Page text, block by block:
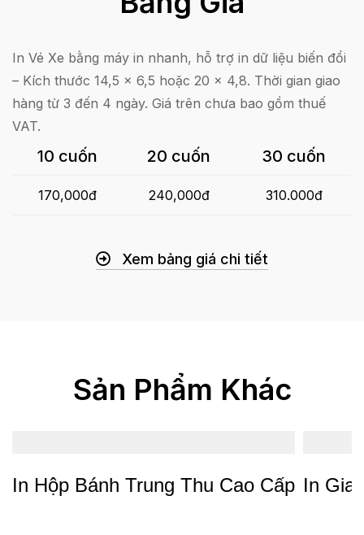
In Vé Xe bằng máy in nhanh, hỗ trợ in dữ liệu biến đổi
– Kích thước 14,5 x 6,5 hoặc 20 x 4,8. Thời gian giao
hàng từ 3 đến 4 ngày. Giá trên chưa bao gồm thuế
VAT.
10 cuốn 20 cuốn 30 cuốn
170,000đ 240,000đ 310.000đ
Xem bảng giá chi tiết
Sản Phẩm Khác
In Hộp Bánh Trung Thu Cao Cấp In Gia